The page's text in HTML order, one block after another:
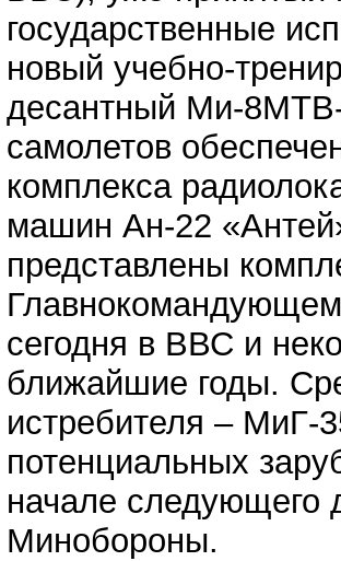
государственные
новый учебно-
десантный Ми-
самолетов
комплекса
машин Ан-22
представлены
сегодня в ВВС и
ближайшие годы.
истребителя – МиГ-
потенциальных
начале следующего
Минобороны.